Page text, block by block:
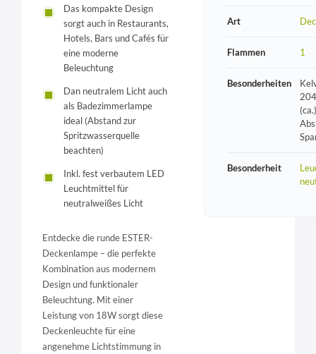
Das kompakte Design
sorgt auch in Restaurants,
Hotels, Bars und Cafés für
eine moderne
Beleuchtung
Dan neutralem Licht auch
als Badezimmerlampe
ideal (Abstand zur
Spritzwasserquelle
beachten)
Inkl. fest verbautem LED
Leuchtmittel für
neutralweißes Licht
Entdecke die runde ESTER-
Deckenlampe – die perfekte
Kombination aus modernem
Design und funktionaler
Beleuchtung. Mit einer
Leistung von 18W sorgt diese
Deckenleuchte für eine
angenehme Lichtstimmung in
Art
Flammen 1
Besonderheiten
Besonderheit